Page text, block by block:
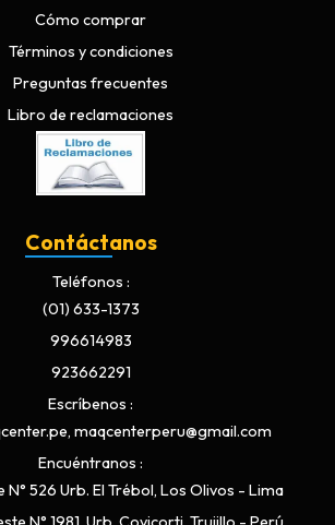
Cómo comprar
Términos y condiciones
Preguntas frecuentes
Libro de reclamaciones
Contáctanos
Teléfonos
(01) 633-1373
996614983
923662291
Escríbenos
maqcenterperu@gmail.com
Encuéntranos
N° 526 Urb. El Trébol, Los Olivos - Lima